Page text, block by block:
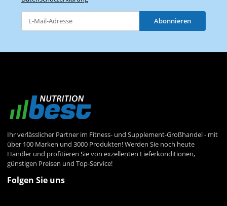
Abonnieren
Ihr verlässlicher Partner im Fitness- und Supplement-Großhandel - mit
über 100 Marken und 3000 Produkten! Werden Sie noch heute
Händler und profitieren Sie von exzellenten Lieferkonditionen,
günstigen Preisen und Top-Service!
Folgen Sie uns